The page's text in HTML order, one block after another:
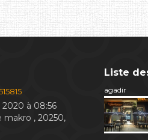
2020 à 08:56
makro , 20250,
Liste
agadir